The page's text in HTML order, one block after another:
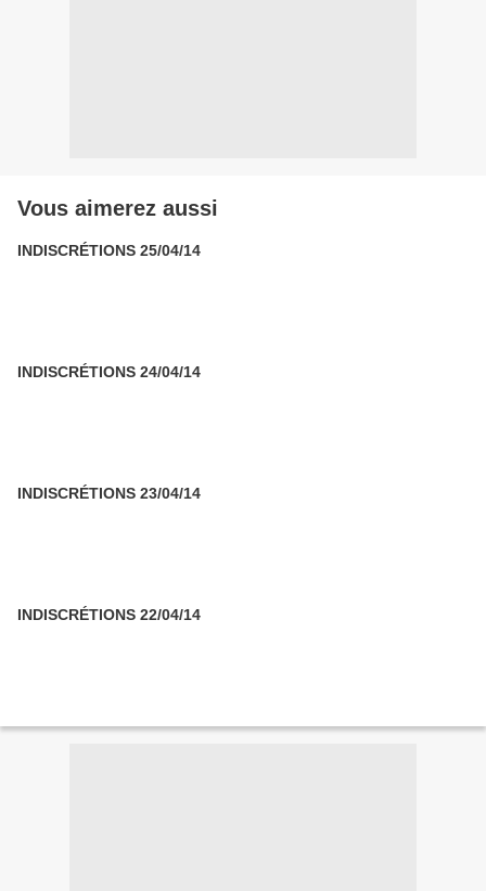
Vous aimerez aussi
INDISCRÉTIONS 25/04/14
INDISCRÉTIONS 24/04/14
INDISCRÉTIONS 23/04/14
INDISCRÉTIONS 22/04/14